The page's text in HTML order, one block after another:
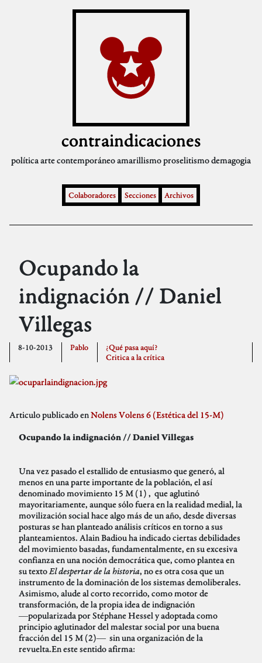
contraindicaciones
políticaarte contemporáneoamarillismoproselitismodemagogia
Colaboradores Secciones Archivos
Ocupando la
indignación // Daniel
Villegas
8-10-2013 Pablo
¿Qué pasa aquí?
Critica a la crítica
Articulo publicado enNolens Volens 6 (Estética del 15-M)
Ocupando la indignación // Daniel Villegas
Una vez pasado el estallido de entusiasmo que generó, al
menos en una parte importante de la población, el así
denominado movimiento 15 M (1) , que aglutinó
mayoritariamente, aunque sólo fuera en la realidad medial, la
movilización social hace algo más de un año, desde diversas
posturas se han planteado análisis críticos en torno a sus
planteamientos. Alain Badiou ha indicado ciertas debilidades
del movimiento basadas, fundamentalmente, en su excesiva
confianza en una noción democrática que, como plantea en
su textoEl despertar de la historia, no es otra cosa que un
instrumento de la dominación de los sistemas demoliberales.
Asimismo, alude al corto recorrido, como motor de
transformación, de la propia idea de indignación
―popularizada por Stéphane Hessel y adoptada como
principio aglutinador del malestar social por una buena
fracción del 15 M (2)― sin una organización de la
revuelta.En este sentido afirma: